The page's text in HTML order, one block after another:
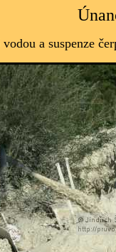
a suspenze